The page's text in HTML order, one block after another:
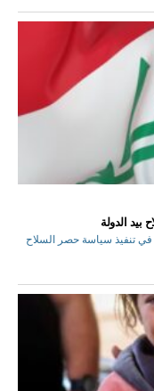
بيد الدولة
في تنفيذ سياسة حصر السلاح